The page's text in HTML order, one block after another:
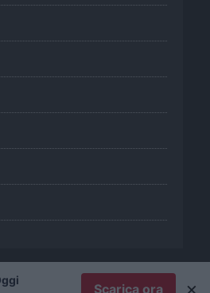
Scarica ora